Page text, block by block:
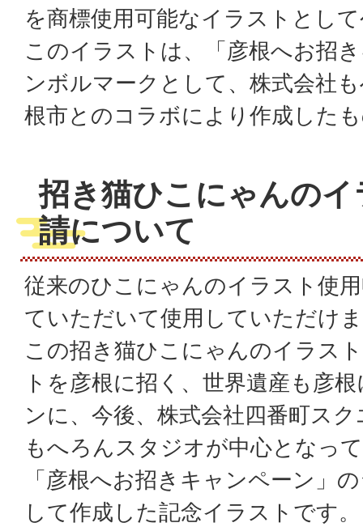
を商標使用可能なイラストとし
このイラストは、「彦根へお招
ンボルマークとして、株式会社
根市とのコラボにより作成した
招き猫ひこにゃんの
請について
従来のひこにゃんのイラスト使
ていただいて使用していただけ
この招き猫ひこにゃんのイラス
トを彦根に招く、世界遺産も彦
ンに、今後、株式会社四番町ス
もへろんスタジオが中心となっ
「彦根へお招きキャンペーン」
して作成した記念イラストです